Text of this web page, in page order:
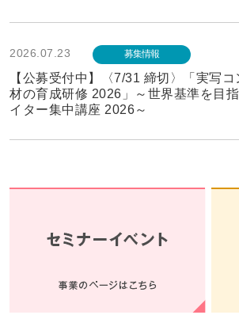
2026.07.23 募集情報
【公募受付中】〈7/31 締切〉「実写
材の育成研修 2026」～世界基準を目
イター集中講座 2026～